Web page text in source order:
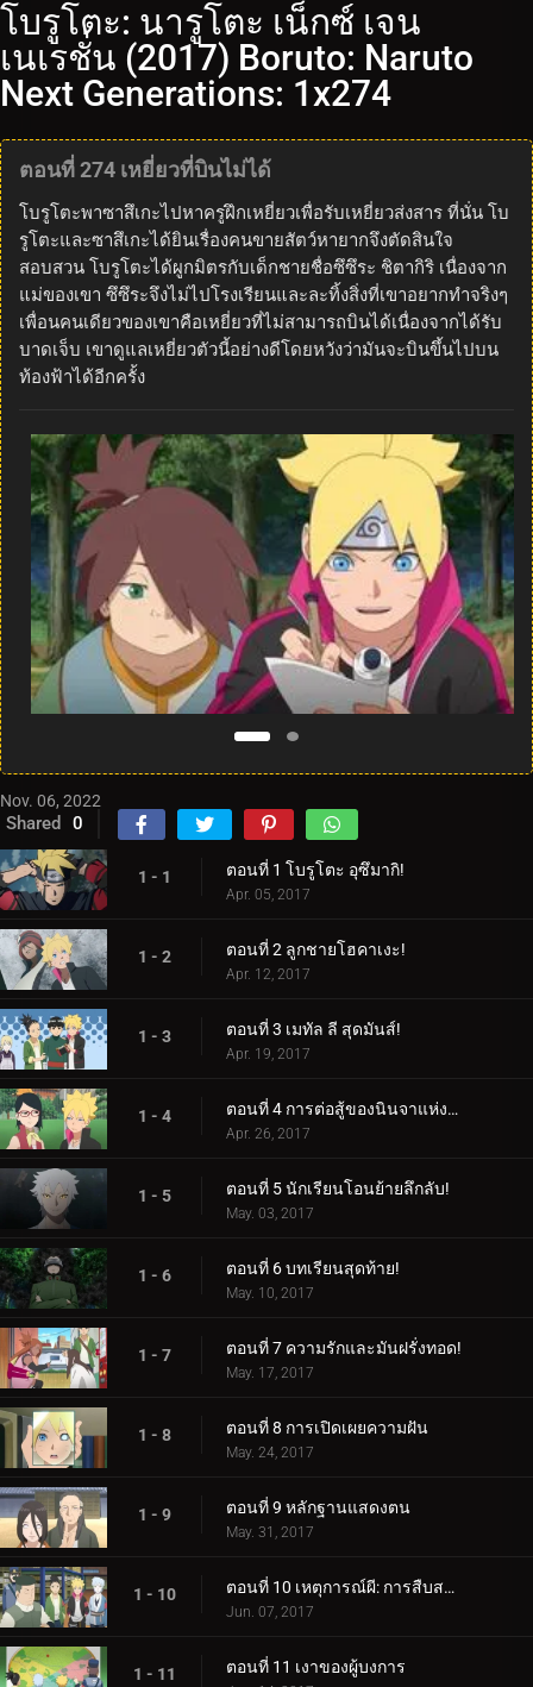
โบรูโตะ: นารูโตะ เน็กซ์ เจน
เนเรชั่น (2017) Boruto: Naruto
Next Generations: 1x274
ตอนที่ 274 เหยี่ยวที่บินไม่ได้
โบรูโตะพาซาสึเกะไปหาครูฝึกเหยี่ยวเพื่อรับเหยี่ยวส่งสาร ที่นั่น โบ
รูโตะและซาสึเกะได้ยินเรื่องคนขายสัตว์หายากจึงตัดสินใจ
สอบสวน โบรูโตะได้ผูกมิตรกับเด็กชายชื่อซึซึระ ชิตากิริ เนื่องจาก
แม่ของเขา ซึซึระจึงไม่ไปโรงเรียนและละทิ้งสิ่งที่เขาอยากทำจริงๆ
เพื่อนคนเดียวของเขาคือเหยี่ยวที่ไม่สามารถบินได้เนื่องจากได้รับ
บาดเจ็บ เขาดูแลเหยี่ยวตัวนี้อย่างดีโดยหวังว่ามันจะบินขึ้นไปบน
ท้องฟ้าได้อีกครั้ง
Nov. 06, 2022
Shared 0
1 - 1 ตอนที่ 1 โบรูโตะ อุซึมากิ!
Apr. 05, 2017
1 - 2 ตอนที่ 2 ลูกชายโฮคาเงะ!
Apr. 12, 2017
1 - 3 ตอนที่ 3 เมทัล ลี สุดมันส์!
Apr. 19, 2017
1 - 4 ตอนที่ 4 การต่อสู้ของนินจาแห่งเพศ!
Apr. 26, 2017
1 - 5 ตอนที่ 5 นักเรียนโอนย้ายลึกลับ!
May. 03, 2017
1 - 6 ตอนที่ 6 บทเรียนสุดท้าย!
May. 10, 2017
1 - 7 ตอนที่ 7 ความรักและมันฝรั่งทอด!
May. 17, 2017
1 - 8 ตอนที่ 8 การเปิดเผยความฝัน
May. 24, 2017
1 - 9 ตอนที่ 9 หลักฐานแสดงตน
May. 31, 2017
1 - 10 ตอนที่ 10 เหตุการณ์ผี: การสืบสวนเริ่มต้นขึ้น!
Jun. 07, 2017
1 - 11 ตอนที่ 11 เงาของผู้บงการ